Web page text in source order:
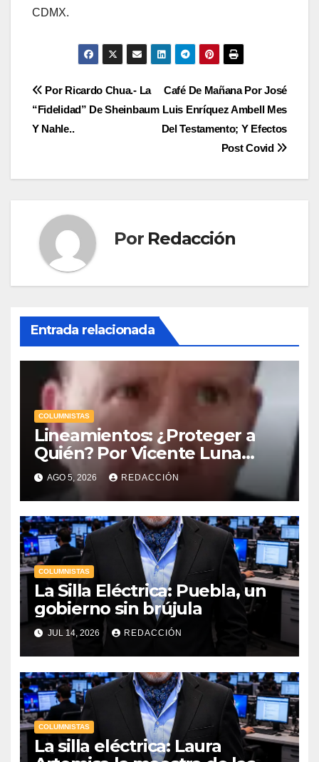
CDMX.
Navegación
de
Café De Mañana Por José
Luis Enríquez Ambell Mes
Del Testamento; Y Efectos
Post Covid
Por Ricardo Chua.- La
“Fidelidad” De Sheinbaum
Y Nahle..
Por Redacción
Entrada relacionada
COLUMNISTAS
Lineamientos: ¿Proteger a
Quién? Por Vicente Luna
Hernández
AGO 5, 2026 REDACCIÓN
COLUMNISTAS
La Silla Eléctrica: Puebla, un
gobierno sin brújula
JUL 14, 2026 REDACCIÓN
COLUMNISTAS
La silla eléctrica: Laura